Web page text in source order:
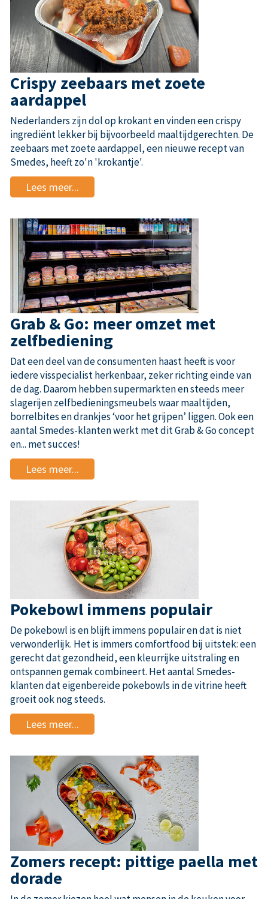
Crispy zeebaars met zoete
aardappel
Nederlanders zijn dol op krokant en vinden een crispy
ingrediënt lekker bij bijvoorbeeld maaltijdgerechten. De
zeebaars met zoete aardappel, een nieuwe recept van
Smedes, heeft zo'n 'krokantje'.
Lees meer...
Grab & Go: meer omzet met
zelfbediening
Dat een deel van de consumenten haast heeft is voor
iedere ­vis­specialist herkenbaar, zeker richting einde van
de dag. Daarom hebben super­markten en steeds meer
slagerijen zelfbedieningsmeubels waar maaltijden,
borrelbites en drankjes ‘voor het grijpen’ liggen. Ook een
aantal Smedes-klanten werkt met dit Grab & Go concept
en... met succes!
Lees meer...
Pokebowl immens populair
De pokebowl is en blijft immens populair en dat is niet
verwonderlijk. Het is immers comfortfood bij uitstek: een
gerecht dat gezondheid, een kleurrijke uitstraling en
ontspannen gemak combineert. Het aantal Smedes-
klanten dat eigenbereide pokebowls in de vitrine heeft
groeit ook nog steeds.
Lees meer...
Zomers recept: pittige paella met
dorade